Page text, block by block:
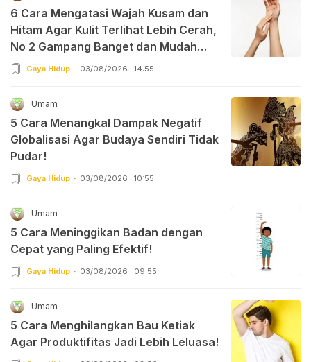
6 Cara Mengatasi Wajah Kusam dan
Hitam Agar Kulit Terlihat Lebih Cerah,
No 2 Gampang Banget dan Mudah
Dipraktekkan!
Gaya Hidup 03/08/2026 | 14:55
Umam
5 Cara Menangkal Dampak Negatif
Globalisasi Agar Budaya Sendiri Tidak
Pudar!
Gaya Hidup 03/08/2026 | 10:55
Umam
5 Cara Meninggikan Badan dengan
Cepat yang Paling Efektif!
Gaya Hidup 03/08/2026 | 09:55
Umam
5 Cara Menghilangkan Bau Ketiak
Agar Produktifitas Jadi Lebih Leluasa!